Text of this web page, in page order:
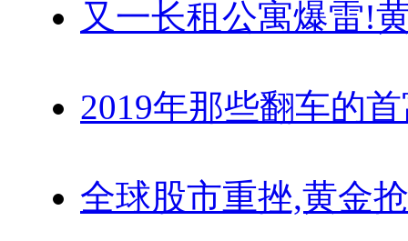
又一长租公寓爆雷!
2019年那些翻车的
全球股市重挫,黄金